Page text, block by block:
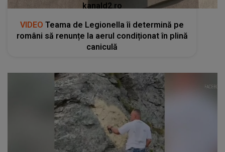
kanald2.ro
VIDEO Teama de Legionella îi determină pe
români să renunțe la aerul condiționat în plină
caniculă